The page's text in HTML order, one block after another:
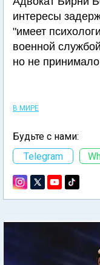
интересы
"имеет
военной
но не
В МИРЕ
Будьте с нами:
Telegram